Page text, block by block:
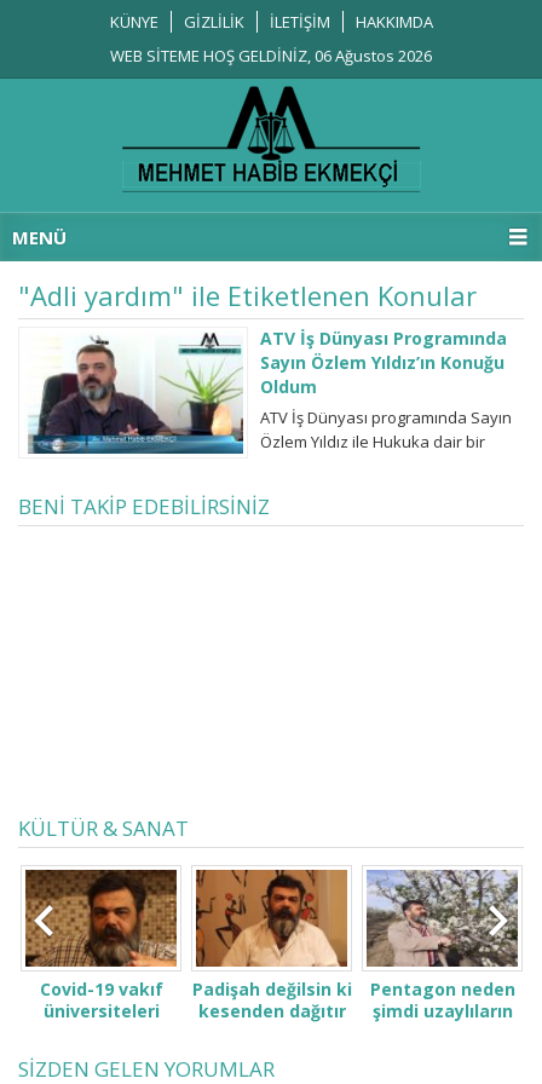
KÜNYE GİZLİLİK İLETİŞİM
HAKKIMDA
WEB SİTEME HOŞ GELDİNİZ, 06 Ağustos 2026
MENÜ
"Adli yardım" ile Etiketlenen Konular
ATV İş Dünyası Programında
Sayın Özlem Yıldız’ın Konuğu
Oldum
ATV İş Dünyası programında Sayın
Özlem Yıldız ile Hukuka dair bir
nebze ışık tutabilmişizdir.
BENİ TAKİP EDEBİLİRSİNİZ
KÜLTÜR & SANAT
Covid-19 vakıf
üniversiteleri
ailelerini çok zor
durumda bıraktı
Padişah değilsin ki
kesenden dağıtır
ne sanıyorsun ki
Pentagon neden
şimdi uzaylıların
SİZDEN GELEN YORUMLAR